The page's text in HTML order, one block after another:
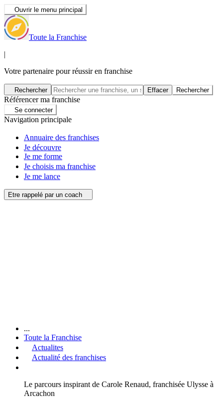
Ouvrir le menu principal
Toute la Franchise
|
Votre partenaire pour réussir en franchise
Rechercher Effacer Rechercher
Référencer ma franchise
Se connecter
Navigation principale
Annuaire des franchises
Je découvre
Je me forme
Je choisis ma franchise
Je me lance
Etre rappelé par un coach
...
Toute la Franchise
Actualites
Actualité des franchises
Le parcours inspirant de Carole Renaud, franchisée Ulysse à
Arcachon